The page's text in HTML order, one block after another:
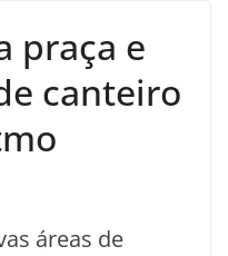
praça e
canteiro
áreas de